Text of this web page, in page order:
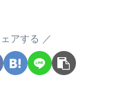
アする